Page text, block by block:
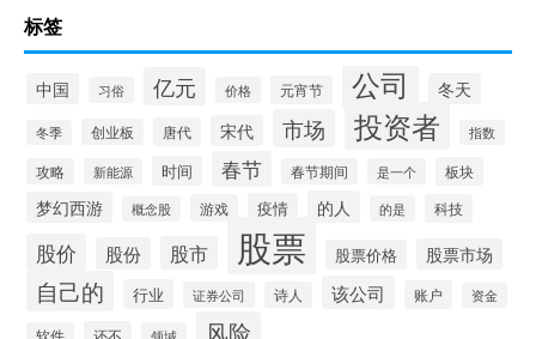
标签
中国 习俗 亿元 价格 元宵节 公司 冬天
冬季 创业板 唐代 宋代 市场 投资者 指数
攻略 新能源 时间 春节 春节期间 是一个 板块
梦幻西游 概念股 游戏 疫情 的人 的是 科技
股价 股份 股市 股票 股票价格 股票市场
自己的 行业 证券公司 诗人 该公司 账户 资金
风险